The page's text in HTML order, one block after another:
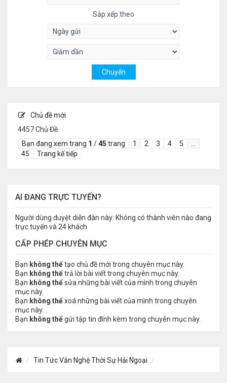
Sắp xếp theo
Chủ đề mới
4457 Chủ Đề
Bạn đang xem trang 1 /45 trang 1 2 3 4 5
45
Trang kế tiếp
AI ĐANG TRỰC TUYẾN?
Người dùng duyệt diễn đàn này: Không có thành viên nào đang
trực tuyến và 24 khách
CẤP PHÉP CHUYÊN MỤC
Bạn không thểtạo chủ đề mới trong chuyên mục này.
Bạn không thểtrả lời bài viết trong chuyên mục này.
Bạn không thểsửa những bài viết của mình trong chuyên
mục này.
Bạn không thểxoá những bài viết của mình trong chuyên
mục này.
Bạn không thểgửi tập tin đính kèm trong chuyên mục này.
Tin Tức Văn Nghệ Thời Sự Hải Ngoại